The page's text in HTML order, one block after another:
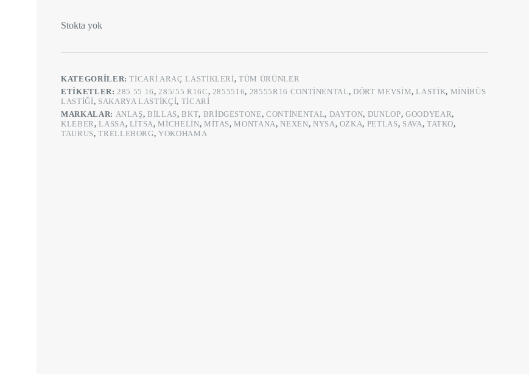
Stokta yok
KATEGORILER:TICARI ARAÇ LASTIKLERI,TÜM ÜRÜNLER
ETIKETLER:285 55 16,285/55 R16C, 2855516, 28555R16 CONTINENTAL,DÖRT MEVSIM,LASTIK, MINIBÜS
LASTIĞI, SAKARYA LASTIKÇI, TICARI
MARKALAR: ANLAŞ,BILLAS,BKT, BRIDGESTONE,CONTINENTAL, DAYTON, DUNLOP, GOODYEAR,
KLEBER,LASSA, LITSA,MICHELIN, MITAS,MONTANA,NEXEN, NYSA, OZKA, PETLAS, SAVA, TATKO,
TAURUS,TRELLEBORG,YOKOHAMA